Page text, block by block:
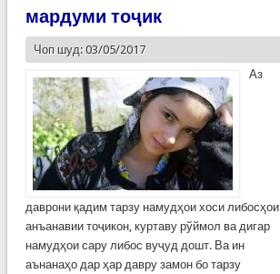
мардуми тоҷик
Чоп шуд: 03/05/2017
Аз
даврони қадим тарзу намудҳои хоси либосҳои
анъанавии тоҷикон, куртаву рўймол ва дигар
намудҳои сару либос вуҷуд дошт. Ва ин
аънанаҳо дар ҳар давру замон бо тарзу